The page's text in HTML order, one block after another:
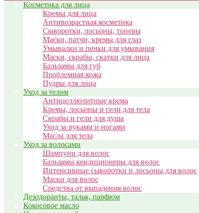
Косметика для лица
Кремы для лица
Антивозрастная косметика
Сыворотки, лосьоны, тонеры
Маски, патчи, кремы для глаз
Умывалки и пенки для умывания
Маски, скрабы, скатки для лица
Бальзамы для губ
Проблемная кожа
Пудры для лица
Уход за телом
Антицеллюлитные крема
Кремы, лосьоны и гели для тела
Скрабы и гели для душа
Уход за руками и ногами
Масла для тела
Уход за волосами
Шампуни для волос
Бальзамы кондиционеры для волос
Интенсивные сыворотки и лосьоны для волос
Маски для волос
Средства от выпадения волос
Дезодоранты, тальк, парфюм
Кокосовое масло